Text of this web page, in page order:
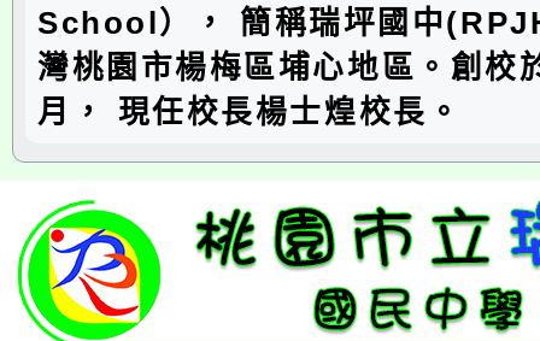
School）， 簡稱瑞坪國中
灣桃園市楊梅區埔心地區。創校
月， 現任校長楊士煌校長。